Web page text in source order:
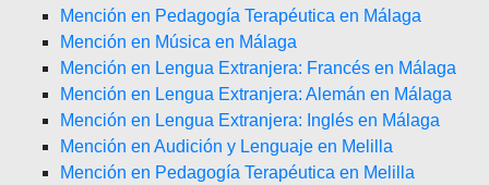
Mención en Pedagogía Terapéutica en Málaga
Mención en Música en Málaga
Mención en Lengua Extranjera: Francés en Málaga
Mención en Lengua Extranjera: Alemán en Málaga
Mención en Lengua Extranjera: Inglés en Málaga
Mención en Audición y Lenguaje en Melilla
Mención en Pedagogía Terapéutica en Melilla